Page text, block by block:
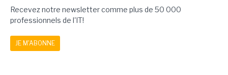
Recevez notre newsletter comme plus de 50 000
professionnels de l'IT!
JE M'ABONNE